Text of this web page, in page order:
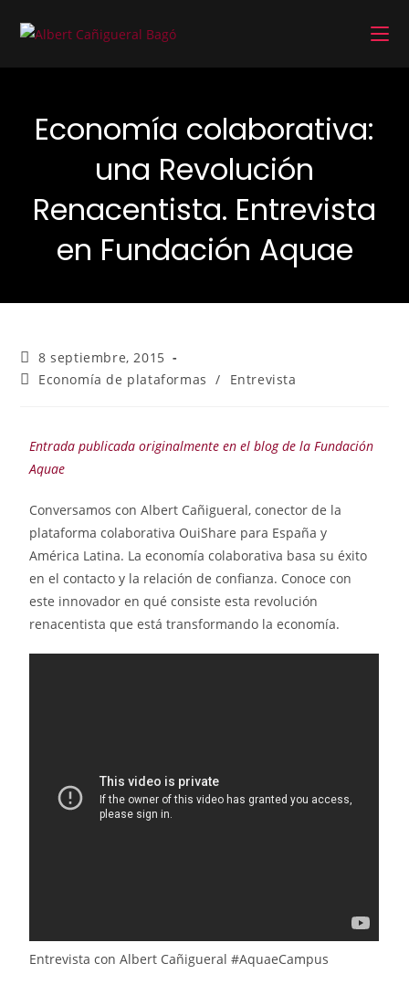
Economía colaborativa:
una Revolución
Renacentista. Entrevista
en Fundación Aquae
8 septiembre, 2015
Economía de plataformas
/ Entrevista
Entrada publicada originalmente en el blog de la Fundación
Aquae
Conversamos con Albert Cañigueral, conector de la
plataforma colaborativa OuiShare para España y
América Latina. La economía colaborativa basa su éxito
en el contacto y la relación de confianza. Conoce con
este innovador en qué consiste esta revolución
renacentista que está transformando la economía.
Entrevista con Albert Cañigueral #AquaeCampus